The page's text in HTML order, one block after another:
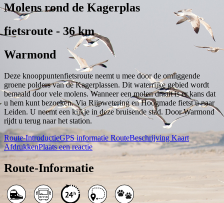
Molens rond de Kagerplas
fietsroute - 36 km
Warmond
Deze knooppuntenfietsroute neemt u mee door de omliggende
groene polders van de Kagerplassen. Dit waterrijke gebied wordt
bemaald door vele molens. Wanneer een molen draait is er kans dat
u hem kunt bezoeken. Via Rijpwetering en Hoogmade fietst u naar
Leiden. U neemt een kijkje in deze bruisende stad. Door Warmond
rijdt u terug naar het station.
Route-IntroductieGPS informatie RouteBeschrijving Kaart
AfdrukkenPlaats een reactie
Route-Informatie